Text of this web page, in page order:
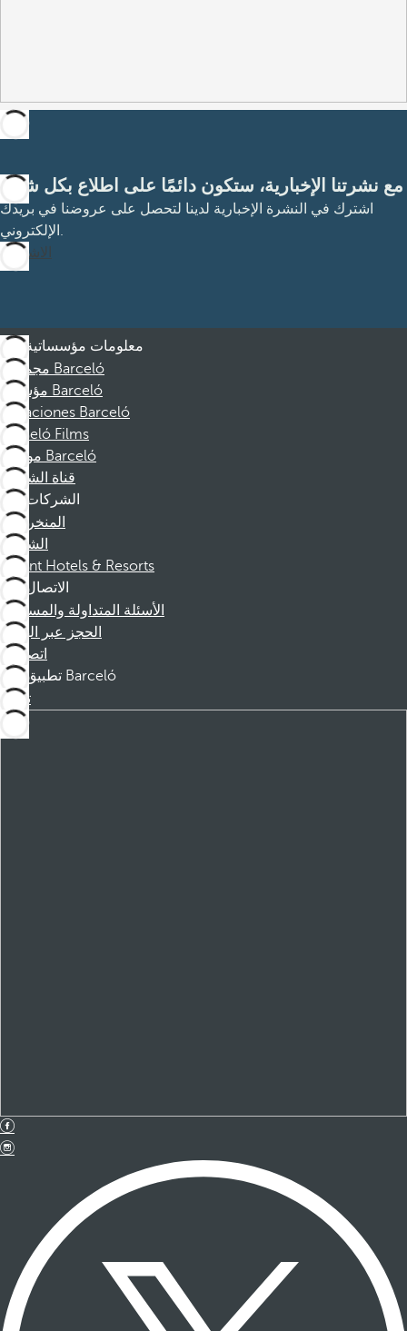
مع نشرتنا الإخبارية، ستكون دائمًا على اطلاع بكل شيء
اشترك في النشرة الإخبارية لدينا لتحصل على عروضنا في بريدك
الإلكتروني.
الاشتراك
معلومات مؤسساتية
مجموعة Barceló
مؤسسة Barceló
Vacaciones Barceló
Barceló Films
موظفو Barceló
قناة الشكوى
الشركات
المنخرطين
الشركاء
Dorint Hotels & Resorts
الاتصال
الأسئلة المتداولة والمساعدة
الحجز عبر الهاتف
اتصل بنا
تطبيق Barceló
تنزيل